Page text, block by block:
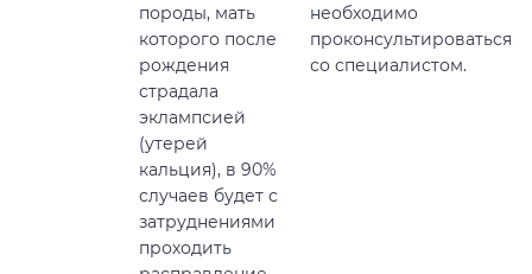
породы, мать
которого после
рождения
страдала
эклампсией
(утерей
кальция), в 90%
случаев будет с
затруднениями
проходить
необходимо
проконсультироваться
со специалистом.